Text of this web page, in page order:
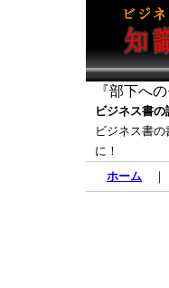
『部下へ
ビジネス書
ビジネス書
に！
ホーム